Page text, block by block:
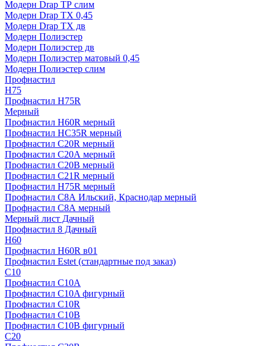
Модерн Drap ТР слим
Модерн Drap ТХ 0,45
Модерн Drap ТХ дв
Модерн Полиэстер
Модерн Полиэстер дв
Модерн Полиэстер матовый 0,45
Модерн Полиэстер слим
Профнастил
H75
Профнастил H75R
Мерный
Профнастил H60R мерный
Профнастил HC35R мерный
Профнастил С20R мерный
Профнастил С20А мерный
Профнастил С20В мерный
Профнастил С21R мерный
Профнастил Н75R мерный
Профнастил С8А Ильский, Краснодар мерный
Профнастил С8А мерный
Мерный лист Дачный
Профнастил 8 Дачный
Н60
Профнастил H60R в01
Профнастил Estet (стандартные под заказ)
C10
Профнастил С10A
Профнастил С10A фигурный
Профнастил С10R
Профнастил С10В
Профнастил С10В фигурный
C20